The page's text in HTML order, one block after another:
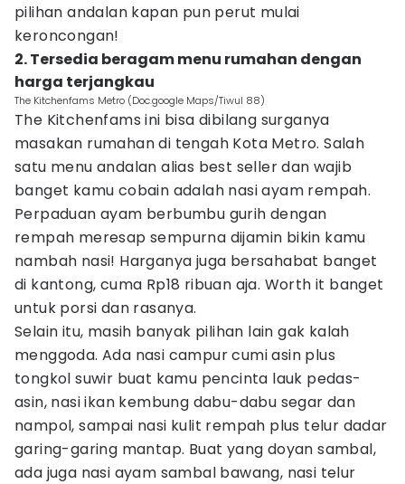
pilihan andalan kapan pun perut mulai
keroncongan!
2. Tersedia beragam menu rumahan dengan
harga terjangkau
The Kitchenfams Metro (Doc.google Maps/Tiwul 88)
The Kitchenfams ini bisa dibilang surganya
masakan rumahan di tengah Kota Metro. Salah
satu menu andalan alias best seller dan wajib
banget kamu cobain adalah nasi ayam rempah.
Perpaduan ayam berbumbu gurih dengan
rempah meresap sempurna dijamin bikin kamu
nambah nasi! Harganya juga bersahabat banget
di kantong, cuma Rp18 ribuan aja. Worth it banget
untuk porsi dan rasanya.
Selain itu, masih banyak pilihan lain gak kalah
menggoda. Ada nasi campur cumi asin plus
tongkol suwir buat kamu pencinta lauk pedas-
asin, nasi ikan kembung dabu-dabu segar dan
nampol, sampai nasi kulit rempah plus telur dadar
garing-garing mantap. Buat yang doyan sambal,
ada juga nasi ayam sambal bawang, nasi telur